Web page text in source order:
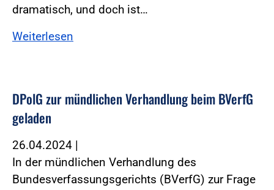
dramatisch, und doch ist…
Weiterlesen
DPolG zur mündlichen Verhandlung beim BVerfG
geladen
26.04.2024 |
In der mündlichen Verhandlung des
Bundesverfassungsgerichts (BVerfG) zur Frage